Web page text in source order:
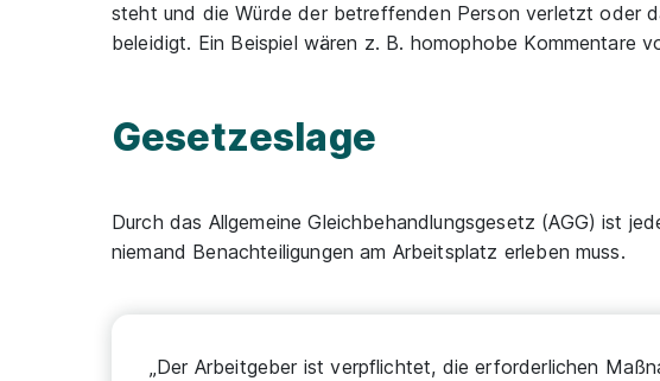
steht und die Würde der betreffenden Person verletzt oder
beleidigt. Ein Beispiel wären z. B. homophobe Kommentare
Gesetzeslage
Durch das Allgemeine Gleichbehandlungsgesetz (AGG) ist
niemand Benachteiligungen am Arbeitsplatz erleben muss.
„Der Arbeitgeber ist verpflichtet, die erforderlichen